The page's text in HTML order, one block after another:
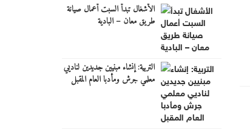
الأشغال تبدأ السبت أعمال صيانة
طريق معان – البادية
التربية: إنشاء مبنيين جديدين لناديي
معلمي جرش ومأدبا العام المقبل